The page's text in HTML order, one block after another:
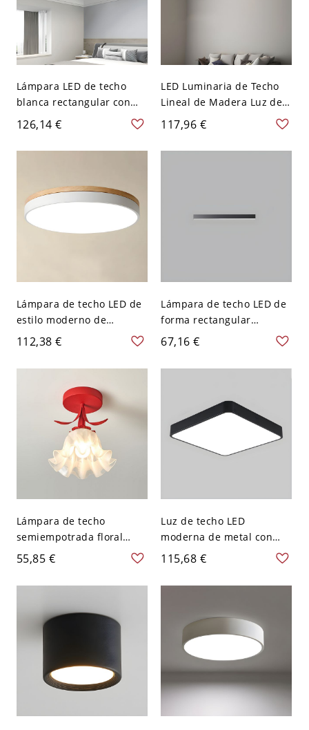
Lámpara LED de techo
blanca rectangular con
montaje empotrado,
moderna, con pantalla
acrílica de metal blanco -
126,14 €
LED Luminaria de Techo
Lineal de Madera Luz de
Techo Simplista para
Cuarto - Blanco 110 A 120
V 59,69 cm
117,96 €
Lámpara de techo LED de
estilo moderno de
macarrón en forma
redonda para dormitorio -
Blanco 110 A 120 V 30,48
112,38 €
Lámpara de techo LED de
forma rectangular
moderna de aluminio con
1 luz para sala de estar y
dormitorio - Negro 110 A
67,16 €
Lámpara de techo
semiempotrada floral
whimsical con pantalla de
pétalos de vidrio
esmerilado para pasillo y
110 A 120 V
55,85 €
Luz de techo LED
moderna de metal con
pantalla acrílica - Pantalla
blanca - 110 A 120 V 30,48
cm Negro Blanco
115,68 €